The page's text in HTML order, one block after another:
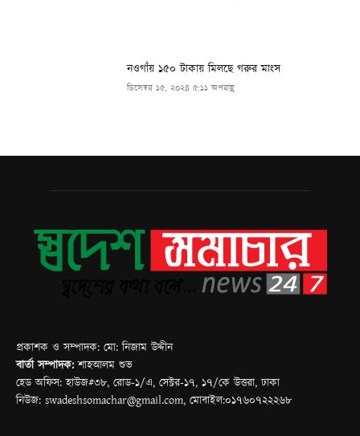
প্রকাশক ও সম্পাদক: মো: নিজাম উদ্দীন
বার্তা সম্পাদক: শাহআলম শুভ
হেড অফিস: হাউজ#৩৮, রোড-১/এ, সেক্টর-১৭, ১৭/কে উত্তরা, ঢাকা
নিউজ: swadeshsomachar@gmail.com, মোবাইল:০১৭৬০৭২২২৬৮